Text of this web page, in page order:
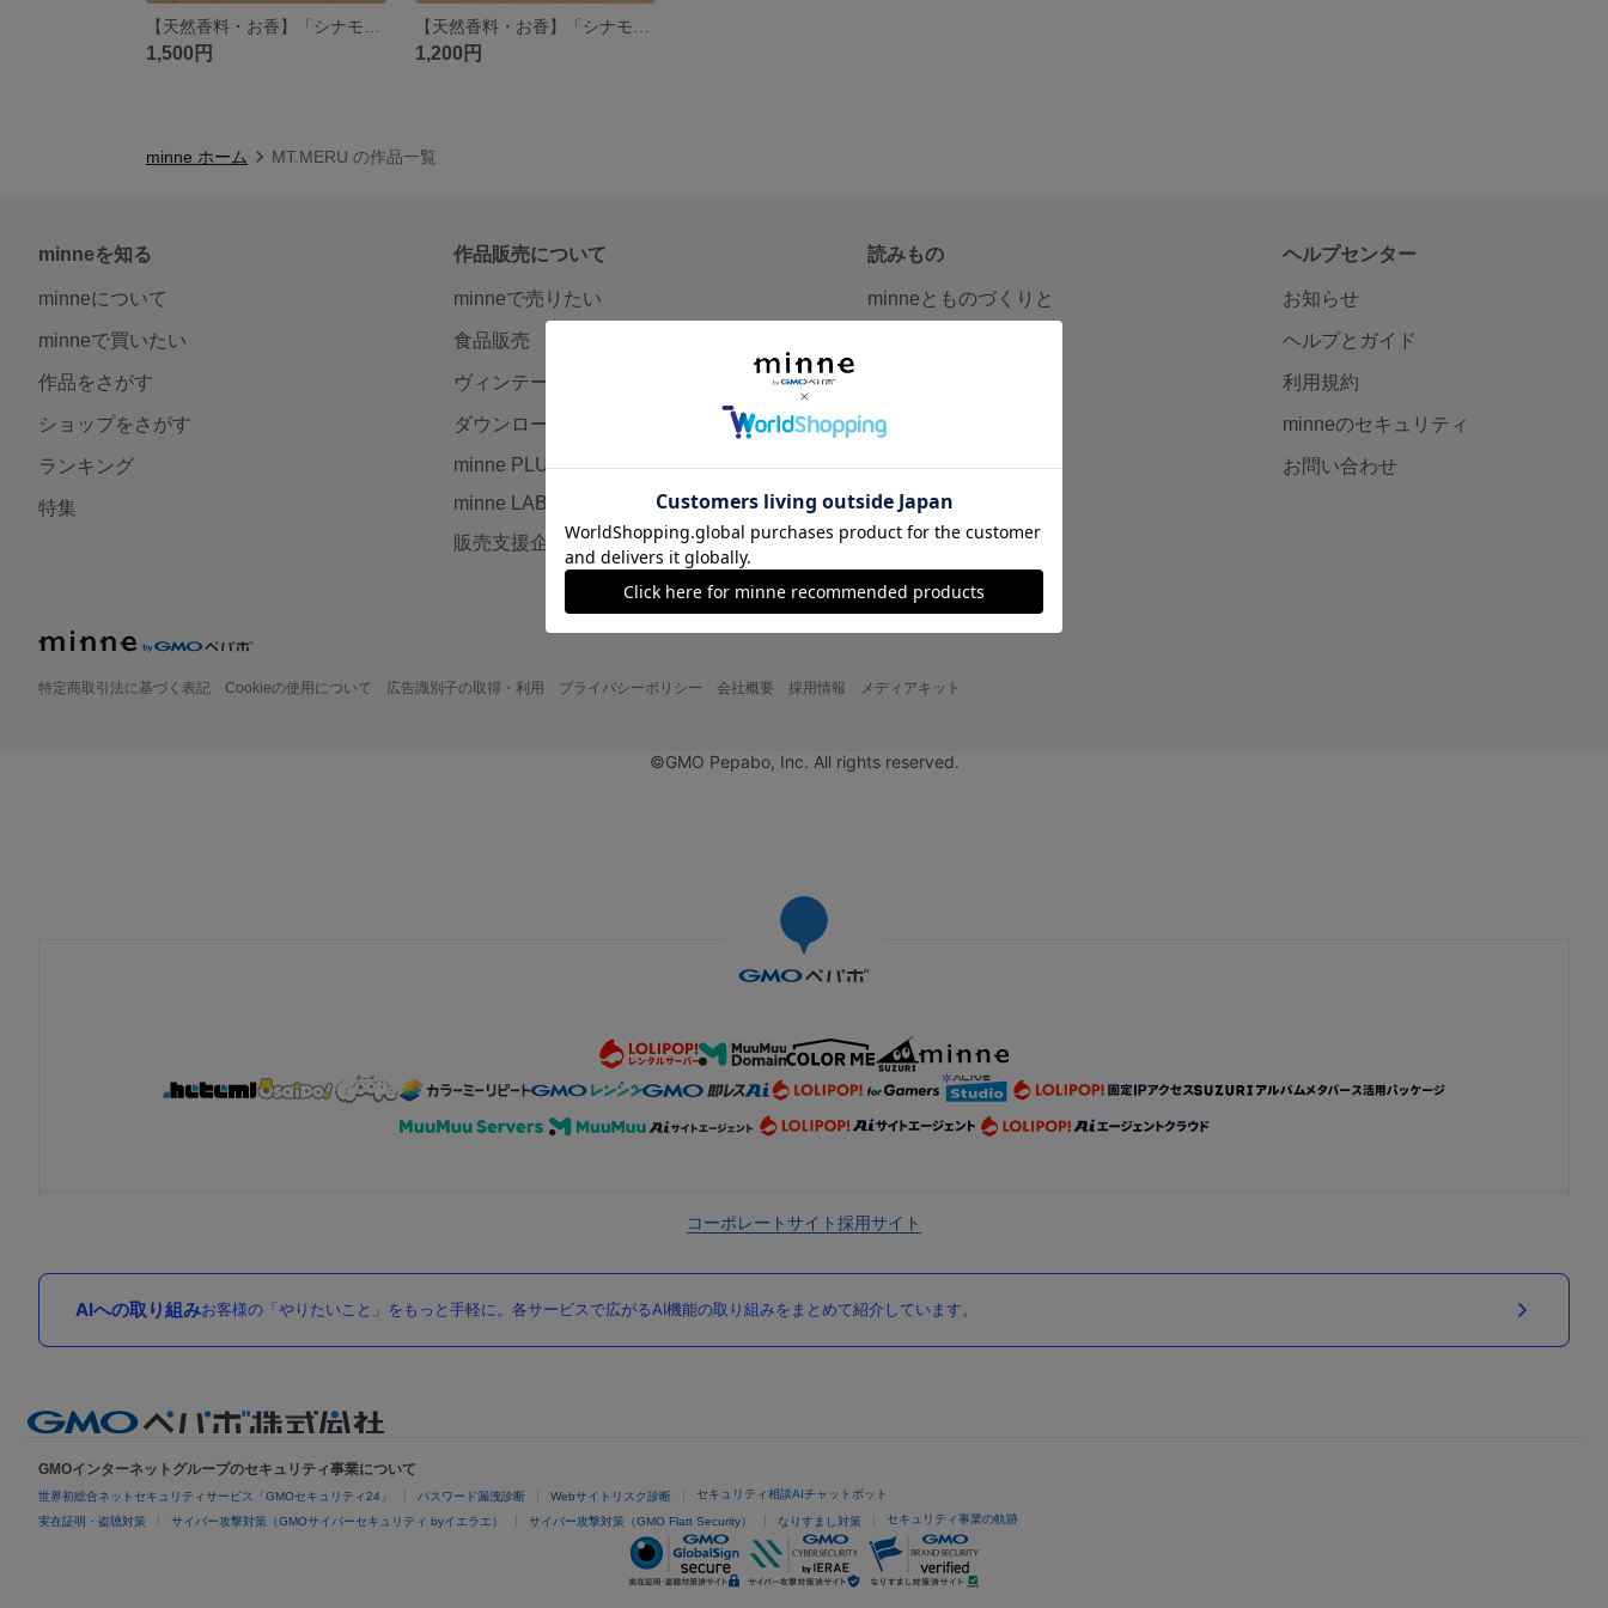
1,500円 1,200円
minne ホーム MT.MERU の作品一覧
minneを知る
minneについて
minneで買いたい
作品をさがす
ショップをさがす
ランキング
特集
作品販売について
minneで売りたい
食品販売
ヴィンテージ販売
ダウンロード販売
minne PLUS
minne LAB
販売支援企画・イベント
読みもの
minneとものづくりと
minneの本
広告出稿について
大口注文について
ヘルプセンター
お知らせ
ヘルプとガイド
利用規約
minneのセキュリティ
お問い合わせ
特定商取引法に基づく表記 Cookieの使用について 広告識別子の取得・利用 プライバシーポリシー 会社概要 採用情報 メディアキット
©GMO Pepabo, Inc. All rights reserved.
コーポレートサイト採用サイト
AIへの取り組みお客様の「やりたいこと」をもっと手軽に。各サービスで広がるAI機能の取り組みをまとめて紹介しています。
GMOインターネットグループのセキュリティ事業について
世界初総合ネットセキュリティサービス「GMOセキュリティ24」 パスワード漏洩診断 Webサイトリスク診断 セキュリティ相談AIチャットボット
実在証明・盗聴対策 サイバー攻撃対策（GMOサイバーセキュリティ byイエラエ） サイバー攻撃対策（GMO Flatt Security） なりすまし対策 セキュリティ事業の軌跡